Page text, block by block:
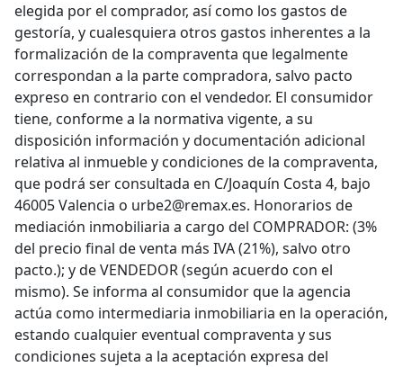
elegida por el comprador, así como los gastos de
gestoría, y cualesquiera otros gastos inherentes a la
formalización de la compraventa que legalmente
correspondan a la parte compradora, salvo pacto
expreso en contrario con el vendedor. El consumidor
tiene, conforme a la normativa vigente, a su
disposición información y documentación adicional
relativa al inmueble y condiciones de la compraventa,
que podrá ser consultada en C/Joaquín Costa 4, bajo
46005 Valencia o urbe2@remax.es. Honorarios de
mediación inmobiliaria a cargo del COMPRADOR: (3%
del precio final de venta más IVA (21%), salvo otro
pacto.); y de VENDEDOR (según acuerdo con el
mismo). Se informa al consumidor que la agencia
actúa como intermediaria inmobiliaria en la operación,
estando cualquier eventual compraventa y sus
condiciones sujeta a la aceptación expresa del